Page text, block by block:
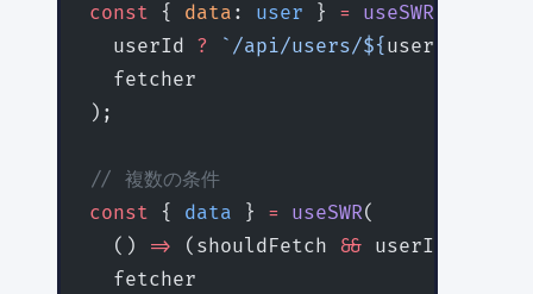
const { data : user } = useSWR
  userId
? `/api/users/${ userId
  fetcher
);
// 複数の条件
const { data } = useSWR(
  ()
=> (shouldFetch && userId
  fetcher